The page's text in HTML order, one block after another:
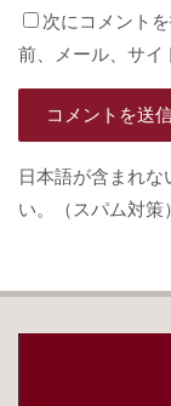
次にコメント
前、メール、サイ
日本語が含まれ
い。（スパム対策）